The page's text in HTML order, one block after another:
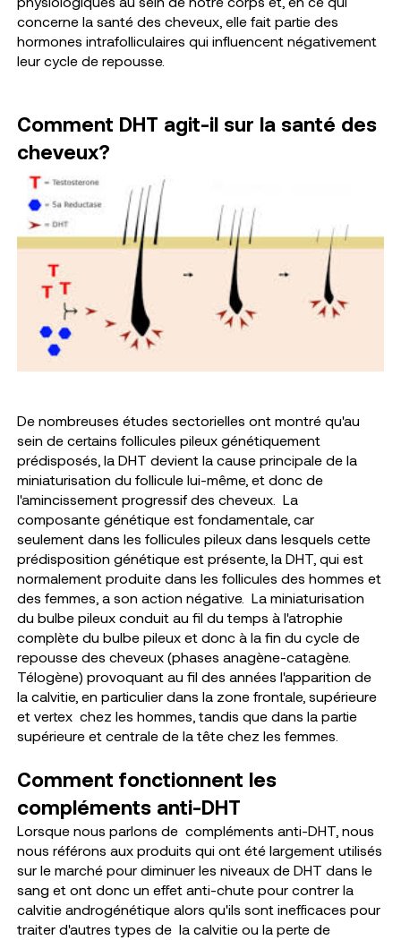
concerne la santé des cheveux, elle fait partie des
hormones intrafolliculaires qui influencent négativement
leur cycle de repousse.
Comment DHT agit-il sur la santé des
cheveux?
De nombreuses études sectorielles ont montré qu'au
sein de certains follicules pileux génétiquement
prédisposés, la DHT devient la cause principale de la
miniaturisation du follicule lui-même, et donc de
l'amincissement progressif des cheveux. La
composante génétique est fondamentale, car
seulement dans les follicules pileux dans lesquels cette
prédisposition génétique est présente, la DHT, qui est
normalement produite dans les follicules des hommes et
des femmes, a son action négative. La miniaturisation
du bulbe pileux conduit au fil du temps à l'atrophie
complète du bulbe pileux et donc à la fin du cycle de
repousse des cheveux (phases anagène-catagène.
Télogène) provoquant au fil des années l'apparition de
la calvitie, en particulier dans la zone frontale, supérieure
et vertex chez les hommes, tandis que dans la partie
supérieure et centrale de la tête chez les femmes.
Comment fonctionnent les
compléments anti-DHT
Lorsque nous parlons de compléments anti-DHT, nous
nous référons aux produits qui ont été largement utilisés
sur le marché pour diminuer les niveaux de DHT dans le
sang et ont donc un effet anti-chute pour contrer la
calvitie androgénétique alors qu'ils sont inefficaces pour
traiter d'autres types de la calvitie ou la perte de